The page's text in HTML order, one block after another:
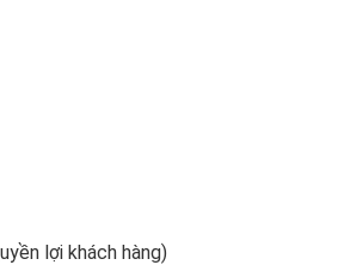
lợi khách hàng)